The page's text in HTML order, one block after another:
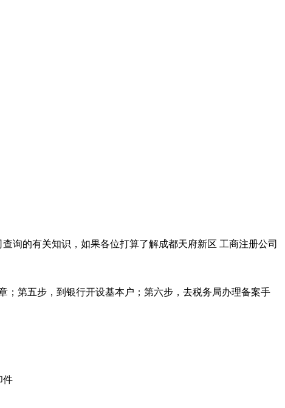
询的有关知识，如果各位打算了解成都天府新区 工商注册公司
第五步，到银行开设基本户；第六步，去税务局办理备案手
件